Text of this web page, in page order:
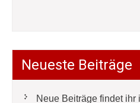
Neueste Beiträge
Neue Beiträge findet ihr